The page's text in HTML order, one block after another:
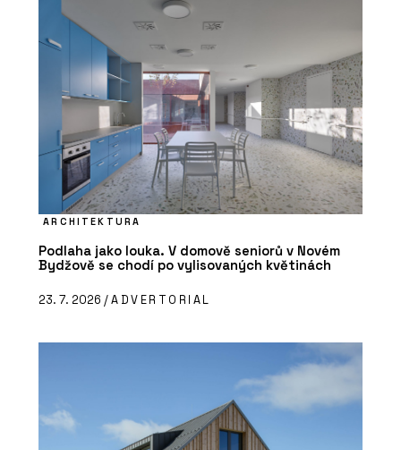
ARCHITEKTURA
Podlaha jako louka. V domově seniorů v Novém
Bydžově se chodí po vylisovaných květinách
23. 7. 2026 /ADVERTORIAL